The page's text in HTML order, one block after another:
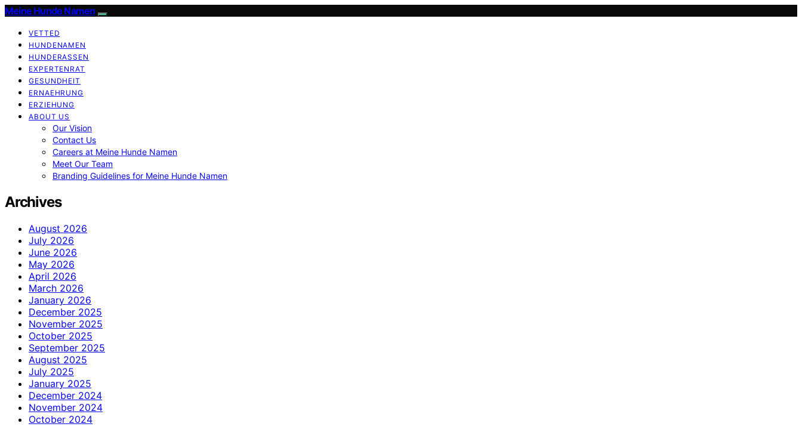
Meine Hunde Namen
VETTED
HUNDENAMEN
HUNDERASSEN
EXPERTENRAT
GESUNDHEIT
ERNAEHRUNG
ERZIEHUNG
ABOUT US
Our Vision
Contact Us
Careers at Meine Hunde Namen
Meet Our Team
Branding Guidelines for Meine Hunde Namen
Archives
August 2026
July 2026
June 2026
May 2026
April 2026
March 2026
January 2026
December 2025
November 2025
October 2025
September 2025
August 2025
July 2025
January 2025
December 2024
November 2024
October 2024